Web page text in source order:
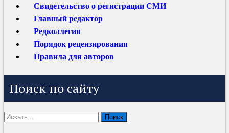
Свидетельство о регистрации СМИ
Главный редактор
Редколлегия
Порядок рецензирования
Правила для авторов
Поиск по сайту